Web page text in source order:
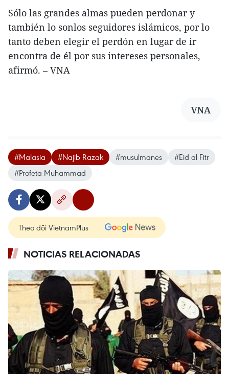
Sólo las grandes almas pueden perdonar y
también lo sonlos seguidores islámicos, por lo
tanto deben elegir el perdón en lugar de ir
encontra de él por sus intereses personales,
afirmó. – VNA
VNA
#Malasia #Najib Razak #musulmanes
#Eid al Fitr
#Profeta Muhammad
Theo dõi VietnamPlus
NOTICIAS RELACIONADAS